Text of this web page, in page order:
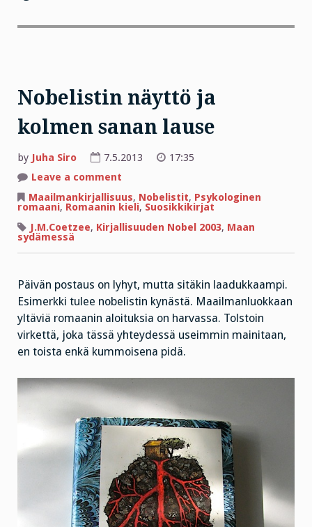
Nobelistin näyttö ja
kolmen sanan lause
by Juha Siro 7.5.2013
17:35
Leave a comment
näyttö
ja
kolmen
sanan
Maailmankirjallisuus, Nobelistit, Psykologinen
romaani, Romaanin kieli, Suosikkikirjat
J.M.Coetzee, Kirjallisuuden Nobel 2003, Maan
sydämessä
Päivän postaus on lyhyt, mutta sitäkin laadukkaampi.
Esimerkki tulee nobelistin kynästä. Maailmanluokkaan
yltäviä romaanin aloituksia on harvassa. Tolstoin
virkettä, joka tässä yhteydessä useimmin mainitaan,
en toista enkä kummoisena pidä.